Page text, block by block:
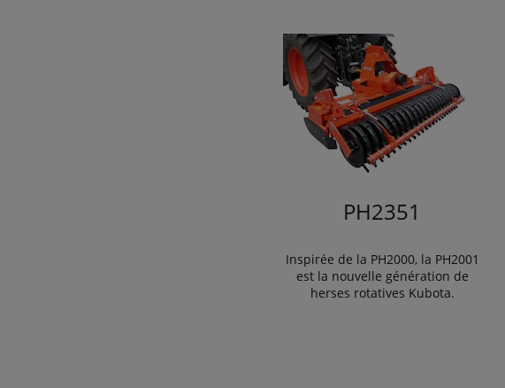
PH2351
Inspirée de la PH2000, la PH2001
est la nouvelle génération de
herses rotatives Kubota.